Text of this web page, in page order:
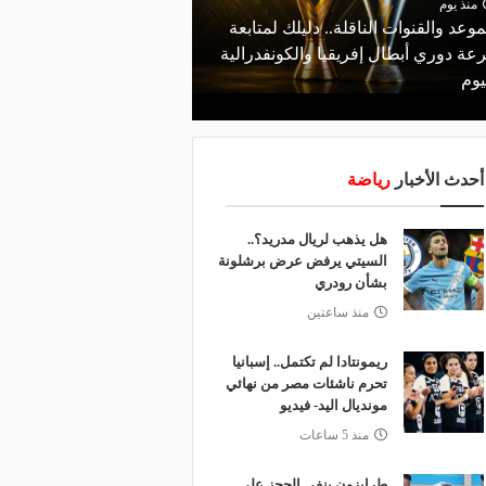
منذ يوم
والقنوات الناقلة.. دليلك لمتابعة
دوري أبطال إفريقيا والكونفدرالية
أحدث الأخبار رياضة
هل يذهب لريال مدريد؟..
السيتي يرفض عرض برشلونة
بشأن رودري
منذ ساعتين
ريمونتادا لم تكتمل.. إسبانيا
تحرم ناشئات مصر من نهائي
مونديال اليد- فيديو
منذ 5 ساعات